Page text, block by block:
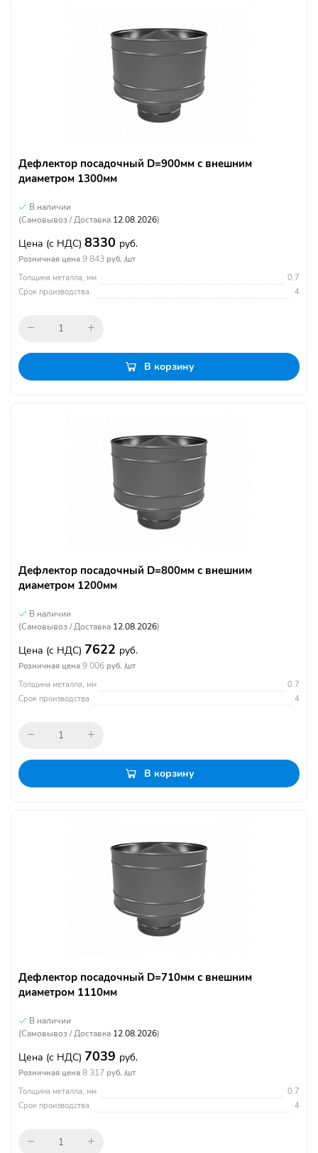
Дефлектор посадочный D=900мм с внешним
диаметром 1300мм
В наличии
(Самовывоз / Доставка 12.08.2026)
Цена (с НДС) 8330 руб.
Розничная цена 9 843 руб. /шт
Толщина металла, мм
0.7
Срок производства
4
В корзину
Дефлектор посадочный D=800мм с внешним
диаметром 1200мм
В наличии
(Самовывоз / Доставка 12.08.2026)
Цена (с НДС) 7622 руб.
Розничная цена 9 006 руб. /шт
Толщина металла, мм
0.7
Срок производства
4
В корзину
Дефлектор посадочный D=710мм с внешним
диаметром 1110мм
В наличии
(Самовывоз / Доставка 12.08.2026)
Цена (с НДС) 7039 руб.
Розничная цена 8 317 руб. /шт
Толщина металла, мм
0.7
Срок производства
4